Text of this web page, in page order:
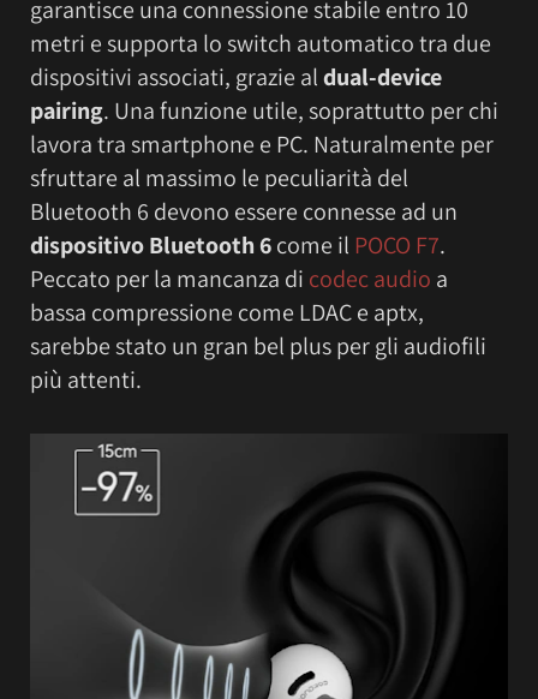
garantisce una connessione stabile entro 10
metri e supporta lo switch automatico tra due
dispositivi associati, grazie aldual-device
pairing. Una funzione utile, soprattutto per chi
lavora tra smartphone e PC. Naturalmente per
sfruttare al massimo le peculiarità del
Bluetooth 6 devono essere connesse ad un
dispositivo Bluetooth 6come il POCO F7.
Peccato per la mancanza di codec audio a
bassa compressione come LDAC e aptx,
sarebbe stato un gran bel plus per gli audiofili
più attenti.